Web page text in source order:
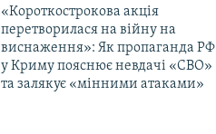
«Короткострокова акція
перетворилася на війну на
виснаження»: Як пропаганда РФ
у Криму пояснює невдачі «СВО»
та залякує «мінними атаками»